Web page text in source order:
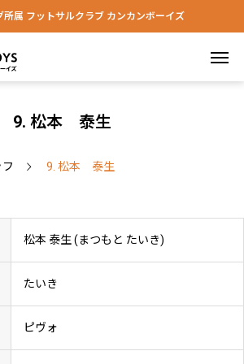
所属 フットサルクラブ カンカンボーイズ
9. 松本 泰生
9. 松本 泰生
松本 泰生 (まつもと たいき)
たいき
ピヴォ